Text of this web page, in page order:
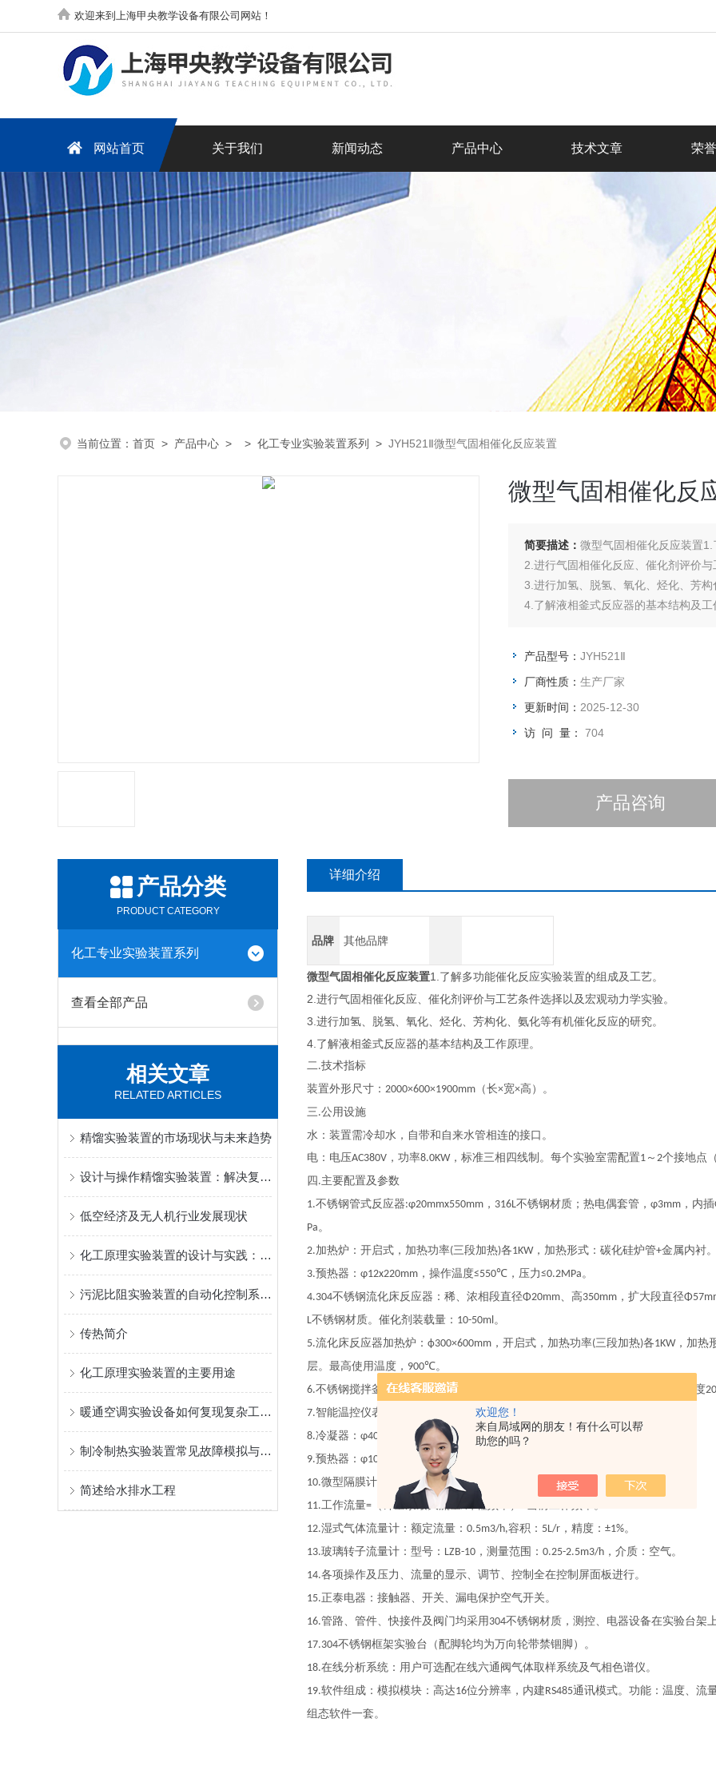
欢迎您！
来自局域网的朋友！有什么可以帮
助您的吗？
欢迎来到上海甲央教学设备有限公司网站！
网站首页 关于我们 新闻动态 产品中心 技术文章 荣
当前位置： 首页 > 产品中心 > > 化工专业实验装置系列 > JYH521Ⅱ微型气固相催化反应装置
微型气固相催化反
简要描述： 微型气固相催化反应装置
2.进行气固相催化反应、催化剂评价
3.进行加氢、脱氢、氧化、烃化、芳
4.了解液相釜式反应器的基本结构及工
产品型号： JYH521Ⅱ
厂商性质： 生产厂家
更新时间： 2025-12-30
访 问 量： 704
产品咨询
产品分类
PRODUCT CATEGORY
化工专业实验装置系列
查看全部产品
相关文章
RELATED ARTICLES
精馏实验装置的市场现状与未来趋势
设计与操作精馏实验装置：解决复杂混合物分离难题
低空经济及无人机行业发展现状
化工原理实验装置的设计与实践：从理论到工业模拟的桥梁
污泥比阻实验装置的自动化控制系统设计
传热简介
化工原理实验装置的主要用途
暖通空调实验设备如何复现复杂工况下的系统运行？
制冷制热实验装置常见故障模拟与诊断技巧
简述给水排水工程
详细介绍
品牌 其他品牌
微型气固相催化反应装置1.了解多功能催化反应实验装置的组成及工艺。
2.进行气固相催化反应、催化剂评价与工艺条件选择以及宏观动力学实验。
3.进行加氢、脱氢、氧化、烃化、芳构化、氨化等有机催化反应的研究。
4.了解液相釜式反应器的基本结构及工作原理。
二.技术指标
装置外形尺寸： 2000×600×1900mm （长×宽×高）。
三.公用设施
水：装置需冷却水，自带和自来水管相连的接口。
电：电压AC380V ，功率8.0KW，标准三相四线制。每个实验室需配置1 ～ 2个接地点
四 .主要配置及参数
1.不锈钢管式反应器:φ20mmx550mm ， 316L不锈钢材质；热电偶套管， φ3mm ，内插
Pa。
2.加热炉：开启式，加热功率(三段加热)各1KW，加热形式：碳化硅炉管+金属内衬
3.预热器： φ12x220mm ，操作温度≤550℃ ，压力≤0.2MPa。
4.304不锈钢流化床反应器：稀、浓相段直径Φ20mm、高350mm ，扩大段直径
L不锈钢材质。催化剂装载量： 10-50ml。
5.流化床反应器加热炉： ф300×600mm ，开启式，加热功率(三段加热)各1KW，加热
层。最高使用温度， 900℃。
6.不锈钢搅拌釜式反应器，釜容积 ，温度
7.智能温控仪表、固态调压器、固态继电器控制，控温精度
8.冷凝器： φ40×400mm 。气液分离器：φ50×150mm 。
9.预热器： φ10×250mm 。加热功率
10.微型隔膜计量泵。功率30W 。最大流量 。冲程频率 120n/min。吸程
11.工作流量= （计量泵最大流量 / 冲程频率）
12.湿式气体流量计：额定流量： 0.5m3/h,容积： 5L/r ，精度： ±1%。
13.玻璃转子流量计：型号： LZB-10 ，测量范围： 0.25-2.5m3/h ，介质：空气。
14.各项操作及压力、流量的显示、调节、控制全在控制屏面板进行。
15.正泰电器：接触器、开关、漏电保护空气开关。
16.管路、管件、快接件及阀门均采用 304不锈钢材质，测控、电器设备在实验台架
17.304不锈钢框架实验台（配脚轮均为万向轮带禁锢脚）。
18.在线分析系统：用户可选配在线六通阀气体取样系统及气相色谱仪。
19.软件组成：模拟模块：高达16位分辨率，内建RS485通讯模式。功能：温度、流
组态软件一套。